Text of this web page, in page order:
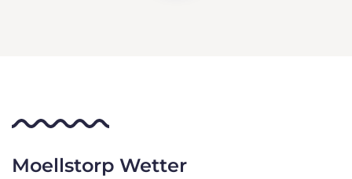
Moellstorp Wetter